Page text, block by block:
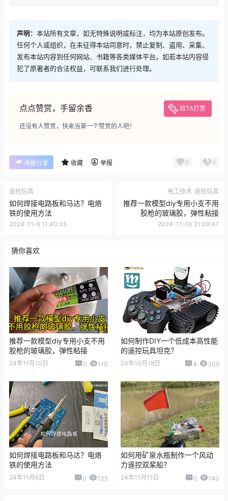
声明： 本站所有文章，如无特殊说明或标注，均为本站原创发布。
任何个人或组织，在未征得本站同意时，禁止复制、盗用、采集、
发布本站内容到任何网站、书籍等各类媒体平台。如若本站内容侵
犯了原著者的合法权益，可联系我们进行处理。
点点赞赏，手留余香 给TA打赏
还没有人赞赏，快来当第一个赞赏的人吧！
海报分享 收藏 举报 0 0
遥控玩具
如何焊接电路板和马达？电烙
铁的使用方法
2024-11-6 11:40:35
电工技术 遥控玩具
推荐一款模型diy专用小支不用
胶枪的玻璃胶，弹性粘接
2024-11-10 21:09:47
猜你喜欢
推荐一款模型diy专用小支不用
胶枪的玻璃胶，弹性粘接
24年11月10日 0 110
如何制作DIY一个低成本高性能
的遥控玩具坦克？
24年10月18日 4 309
如何焊接电路板和马达？电烙
铁的使用方法
24年11月6日 0 135
如何用矿泉水瓶制作一个风动
力遥控双桨船？
24年11月11日 0 140